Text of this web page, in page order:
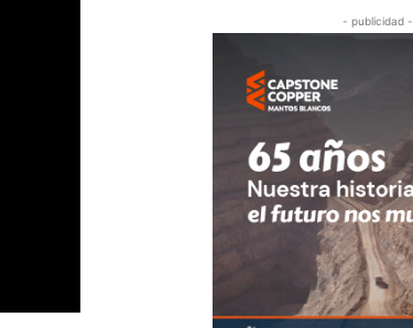
- publicidad -